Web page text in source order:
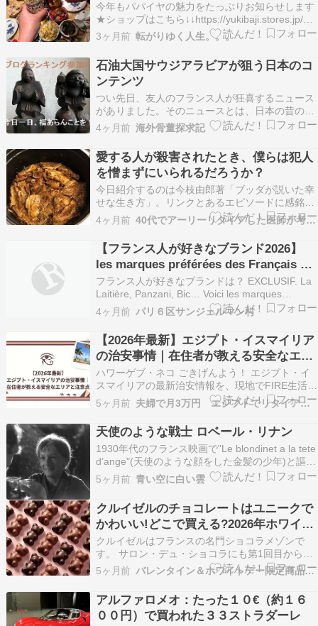
今年もパパイヤの魅力をたっぷりお知らせします
★ショップはこちら↓↓https://yukibaji.stores.jp/＊
＊＊＊＊＊＊＊＊＊＊＊＊＊＊＊＊＊＊＊＊＊＊
＊＊＊＊＊＊＊＊＊＊＊＊＊＊ちょっと特別なお
家ごはんフランス人のジェロームさんにお願いし
てちょっと良いワインとシャ…
3ヶ月前 転がりゆく人生。。。
石油大国サウジアラビアが狙う日本のコ
ンテンツ
つい先日、友人のフランス人が狂喜するニュース
がありました。そのニュースとは、日本の昔のゲ
ーム機ネオジオの復刻版が出るという話です。友
人から聞いた話だと、日本のSNK（ネオジオの開
発会社）とサウジアラビアの王族が出資し、ドイ
ツの会社が販売するということで、すでに
Amazonなどでも…
4ヶ月前 海外骨董探求記
愛する人が殺害されたとき、僕らは犯人
を憎まずにいられるだろうか？
今日紹介するのは今枝由郎著「ブッダが説いた幸
せな生き方」。リンクとあるエピソードに感銘を
受けたので記したい。ｐ221～ブッダのメッセー
ジを自らの行動で示したフランス人がいます。彼
は仏教徒ではありませんが、いかなる宗教的観点
から見ても、これが人としての崇高な行動である
ことは誰もが認…
4ヶ月前 40代でアーリーリタイアした医師が考える幸せ論
【フランス人が好きなブランド2026】
les marques préférées des Français en
2026
フランス人が好きなブランドは？ EXCLUSIF. La
Laitière, Panzani, Bic… Voici les marques
préférées des Français en 2026 ...続きを読む >>
4ヶ月前 パリ６区サンジェルマン村
【2026年最新】エジプト・イスマイリア
の治安事情｜在住者が教える安全なエリ
アと注意点
ハワーゲブ・ネコ ごきげんよう！ エジプト・イ
スマイリアの最新治安情報を、現地でFIRE生活を
送る日本人が徹底解説！ 「地方都市は危ない？」
という疑問に対し、実際の街の雰囲気や安全なエ
リア、移動時の注意点をお伝えします。 観光地と
は違う、穏やかなイスマイリアでの暮らしのリア
ルをご…
5ヶ月前 夫婦で月3万円 エジプトでリタイア生活
天使のような戦士 ロベール・リナン
1930年代のフランス映画で"Le blondinet a la tete
d’ange"(天使のような顔をした金髪の少年)と謳わ
れたロベール・リナン。映画「にんじん」原
題:Poil de carotteのロベール・リナン12歳彼はフ
ランス東部サローニャの6つの村の一つネルミエ
で…
5ヶ月前 青い空に白い雲
クルイゼルのチョコレートはユニークで
かわいい!どこで買える?2026年ホワイト
デー催事&通販情報!
クルイゼルはフランスの名門ショコラメゾンで
す。 サロン・デュ・ショコラにも第1回目から出
店し、フランス人なら誰もが知っているブランド
で、世界中のパティシエからも高い評価を受けて
います。 クルイゼルのチョコレートはユニークで
かわいい！ クルイゼルは家族経営で、4代にわた
り職人技が受…
5ヶ月前 バレンタイン＆ホワイトデー限定商品・ギフト情報まとめ
アルファロメオ：たった１０€（約１６
００円）で買われた３３ストラダーレ